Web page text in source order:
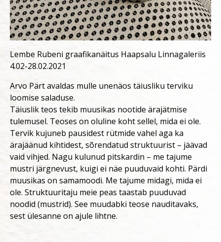
Lembe Rubeni graafikanäitus Haapsalu Linnagaleriis
4.02-28.02.2021
Arvo Pärt avaldas mulle unenäos täiusliku terviku
loomise saladuse.
Täiuslik teos tekib muusikas nootide ärajätmise
tulemusel. Teoses on oluline koht sellel, mida ei ole.
Tervik kujuneb pausidest rütmide vahel aga ka
ärajäänud kihtidest, sõrendatud struktuurist – jäävad
vaid vihjed. Nagu kulunud pitskardin – me tajume
mustri järgnevust, kuigi ei näe puuduvaid kohti. Pärdi
muusikas on samamoodi. Me tajume midagi, mida ei
ole. Struktuuritaju meie peas taastab puuduvad
noodid (mustrid). See muudabki teose nauditavaks,
sest ülesanne on ajule lihtne.